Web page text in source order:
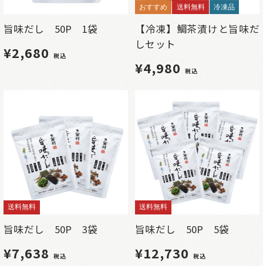
旨味だし 50P 1袋
¥2,680 税込
おすすめ 送料無料 冷凍品
【冷凍】鯛茶漬けと旨味だ
しセット
¥4,980 税込
送料無料
旨味だし 50P 3袋
¥7,638 税込
送料無料
旨味だし 50P 5袋
¥12,730 税込